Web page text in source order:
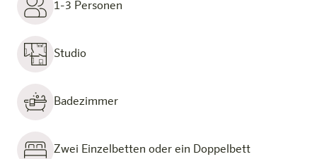
1-3 Personen
Studio
Badezimmer
Zwei Einzelbetten oder ein Doppelbett